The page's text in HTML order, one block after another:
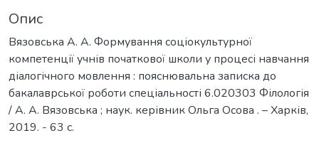
Опис
Вязовська А. А. Формування соціокультурної
компетенції учнів початкової школи у процесі навчання
діалогічного мовлення : пояснювальна записка до
бакалаврської роботи спеціальності 6.020303 Філологія
/ А. А. Вязовська ; наук. керівник Ольга Осова . – Харків,
2019. - 63 с.